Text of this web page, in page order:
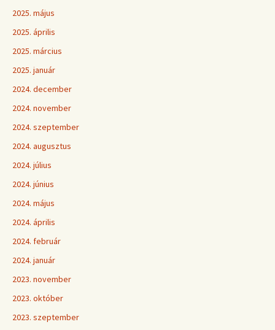
2025. május
2025. április
2025. március
2025. január
2024. december
2024. november
2024. szeptember
2024. augusztus
2024. július
2024. június
2024. május
2024. április
2024. február
2024. január
2023. november
2023. október
2023. szeptember